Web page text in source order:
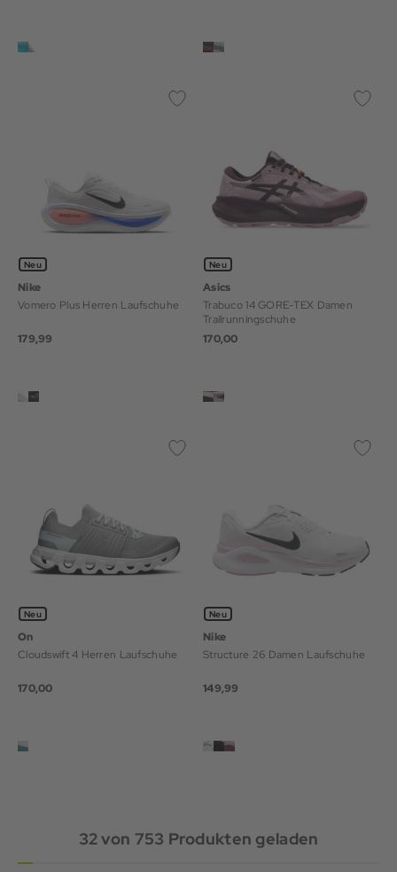
Neu
Nike
Vomero Plus Herren Laufschuhe
179,99
Neu
Asics
Trabuco 14 GORE-TEX Damen
Trailrunningschuhe
170,00
Neu
On
Cloudswift 4 Herren Laufschuhe
170,00
Neu
Nike
Structure 26 Damen Laufschuhe
149,99
32von 753 Produkten geladen